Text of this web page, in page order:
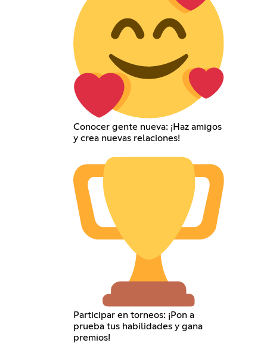
Conocer gente nueva: ¡Haz amigos
y crea nuevas relaciones!
Participar en torneos: ¡Pon a
prueba tus habilidades y gana
premios!